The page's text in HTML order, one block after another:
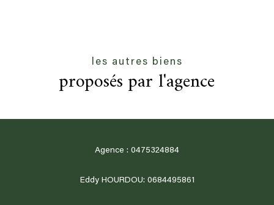
les autres biens
proposés par l'agence
Agence : 0475324884
Eddy HOURDOU: 0684495861